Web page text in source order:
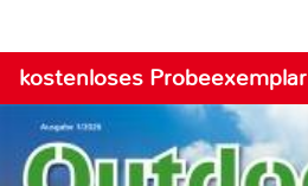
kostenloses Probeexemplar